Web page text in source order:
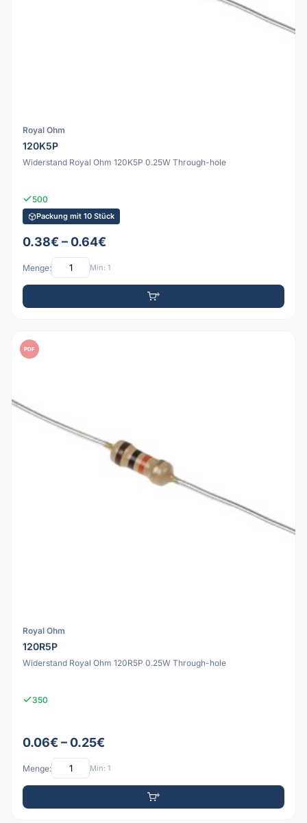
Royal Ohm
120K5P
Widerstand Royal Ohm 120K5P 0.25W Through-hole
500
Packung mit 10 Stück
0.38€ – 0.64€
Menge: Min: 1
PDF
Royal Ohm
120R5P
Widerstand Royal Ohm 120R5P 0.25W Through-hole
350
0.06€ – 0.25€
Menge: Min: 1